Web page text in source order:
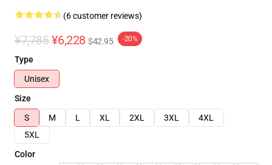
(6 customer reviews)
¥7,785 ¥6,228 $42.95 -20%
Type
Unisex
Size
S
M L XL 2XL 3XL
4XL
5XL
Color